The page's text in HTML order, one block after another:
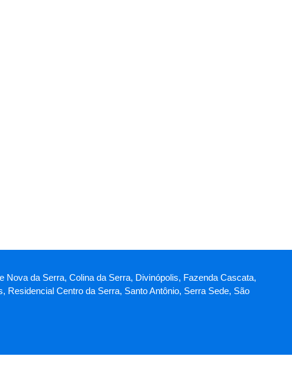
da Serra, Colina da Serra, Divinópolis, Fazenda Cascata,
Centro da Serra, Santo Antônio, Serra Sede, São